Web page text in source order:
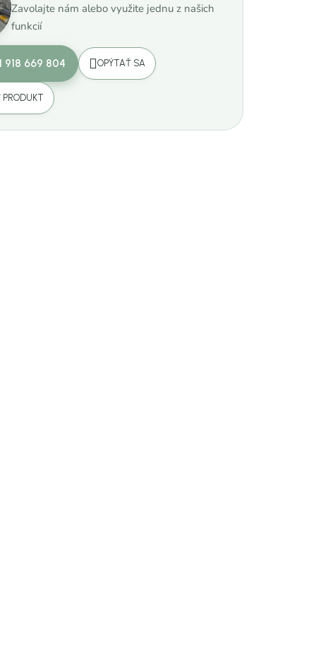
Zavolajte nám alebo využite jednu z našich
funkcií
918 669 804 OPÝTAŤ SA